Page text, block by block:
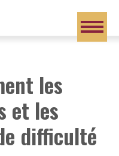
les
et les
difficulté